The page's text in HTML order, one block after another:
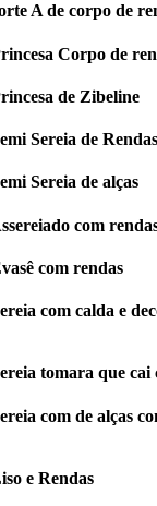
A de corpo de
Corpo de
de Zibeline
Sereia de Rendas
Sereia de alças
com
com rendas
com calda e
tomara que cai
com de alças
e Rendas